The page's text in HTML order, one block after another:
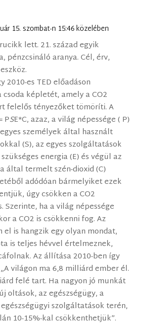
15. szombat-n 15:46 közelében
lett. 21. század egyik
pénzcsináló aranya. Cél, érv,
2010-es TED előadáson
képletét, amely a CO2
felelős tényezőket tömöríti. A
PSE*C, azaz, a világ népessége ( P)
személyek által használt
(S), az egyes szolgáltatások
energia (E) és végül az
által termelt szén-dioxid (C)
adódóan bármelyiket ezek
úgy csökken a CO2
Szerinte, ha a világ népessége
a CO2 is csökkenni fog. Az
el is hangzik egy olyan mondat,
is teljes hévvel értelmeznek,
Az állítása 2010-ben így
világon ma 6,8 milliárd ember él.
felé tart. Ha nagyon jó munkát
oltások, az egészségügy, a
szolgáltatások terén,
10-15%-kal csökkenthetjük”.